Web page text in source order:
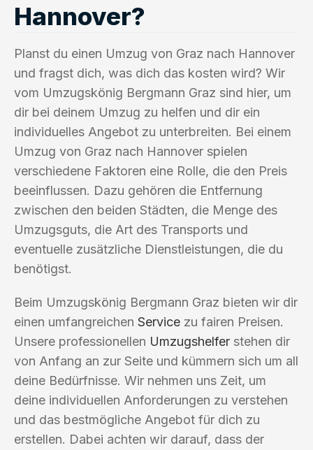
Hannover?
Planst du einen Umzug von Graz nach Hannover
und fragst dich, was dich das kosten wird? Wir
vom Umzugskönig Bergmann Graz sind hier, um
dir bei deinem Umzug zu helfen und dir ein
individuelles Angebot zu unterbreiten. Bei einem
Umzug von Graz nach Hannover spielen
verschiedene Faktoren eine Rolle, die den Preis
beeinflussen. Dazu gehören die Entfernung
zwischen den beiden Städten, die Menge des
Umzugsguts, die Art des Transports und
eventuelle zusätzliche Dienstleistungen, die du
benötigst.
Beim Umzugskönig Bergmann Graz bieten wir dir
einen umfangreichen Service zu fairen Preisen.
Unsere professionellen Umzugshelfer stehen dir
von Anfang an zur Seite und kümmern sich um all
deine Bedürfnisse. Wir nehmen uns Zeit, um
deine individuellen Anforderungen zu verstehen
und das bestmögliche Angebot für dich zu
erstellen. Dabei achten wir darauf, dass der